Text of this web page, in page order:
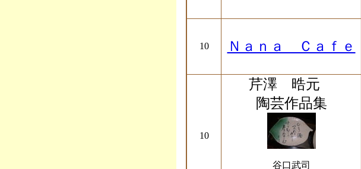
10 Ｎａｎａ Ｃａｆｅ
10
芹澤 晧元
陶芸作品集
谷口武司